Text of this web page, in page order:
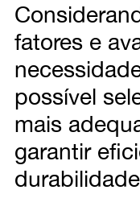
fatores e
possível
mais
garantir